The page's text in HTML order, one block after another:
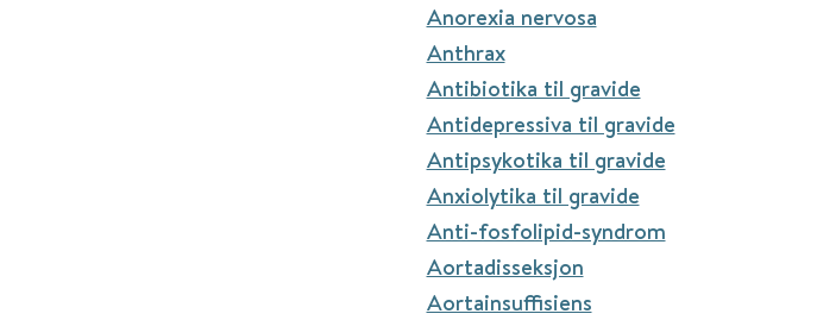
Anorexia nervosa
Anthrax
Antibiotika til gravide
Antidepressiva til gravide
Antipsykotika til gravide
Anxiolytika til gravide
Anti-fosfolipid-syndrom
Aortadisseksjon
Aortainsuffisiens